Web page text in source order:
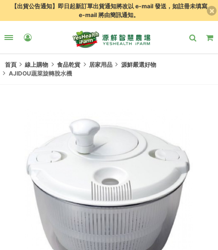
【出貨公告通知】即日起新訂單出貨通知將改以 e-mail 發送，如註冊未填寫
e-mail 將由簡訊通知。
首頁 線上購物 食品乾貨 居家用品
源鮮嚴選好物
AJIDOU蔬菜旋轉脫水機